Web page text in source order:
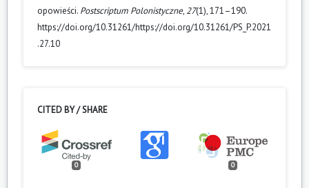
opowieści. Postscriptum Polonistyczne, 27(1), 171–190.
https://doi.org/10.31261/https://doi.org/10.31261/PS_P.2021
.27.10
CITED BY / SHARE
0 0